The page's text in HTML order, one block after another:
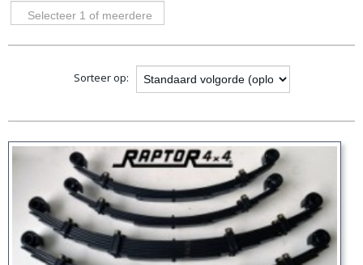
Selecteer 1 of meerdere
Sorteer op: